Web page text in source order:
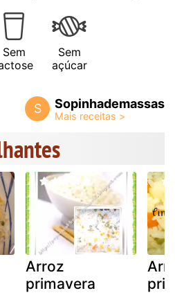
Sem
Sem
açúcar
S Sopinhademassas
Arroz
primavera